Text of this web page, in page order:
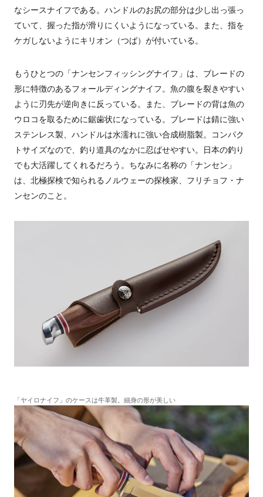
なシースナイフである。ハンドルのお尻の部分は少し出っ張っ
ていて、握った指が滑りにくいようになっている。また、指を
ケガしないようにキリオン（つば）が付いている。
もうひとつの「ナンセンフィッシングナイフ」は、ブレードの
形に特徴のあるフォールディングナイフ。魚の腹を裂きやすい
ように刃先が逆向きに反っている。また、ブレードの背は魚の
ウロコを取るために鋸歯状になっている。ブレードは錆に強い
ステンレス製、ハンドルは水濡れに強い合成樹脂製。コンパク
トサイズなので、釣り道具のなかに忍ばせやすい。日本の釣り
でも大活躍してくれるだろう。ちなみに名称の「ナンセン」
は、北極探検で知られるノルウェーの探検家、フリチョフ・ナ
ンセンのこと。
「ヤイロナイフ」のケースは牛革製。細身の形が美しい